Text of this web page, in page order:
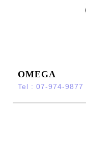
OMEGA
Tel : 07-974-9877